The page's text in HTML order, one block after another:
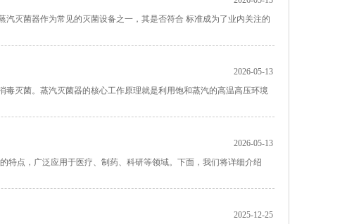
灭菌器作为常见的灭菌设备之一，其是否符合 标准成为了业内关注的
2026-05-13
灭菌。蒸汽灭菌器的核心工作原理就是利用饱和蒸汽的高温高压环境
2026-05-13
特点，广泛应用于医疗、制药、科研等领域。下面，我们将详细介绍
2025-12-25